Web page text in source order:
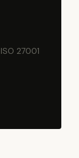
27001